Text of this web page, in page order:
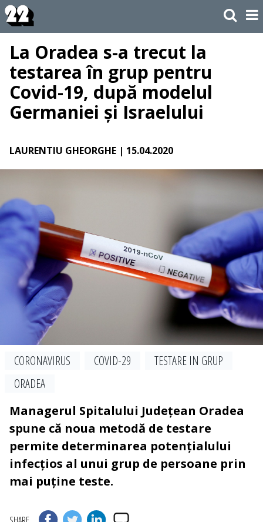
La Oradea s-a trecut la
testarea în grup pentru
Covid-19, după modelul
Germaniei și Israelului
LAURENTIU GHEORGHE | 15.04.2020
CORONAVIRUS COVID-29
TESTARE IN GRUP
ORADEA
Managerul Spitalului Județean Oradea
spune că noua metodă de testare
permite determinarea potențialului
infecțios al unui grup de persoane prin
mai puține teste.